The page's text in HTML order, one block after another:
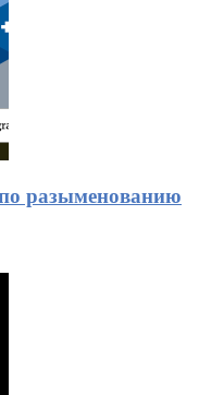
разыменованию